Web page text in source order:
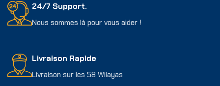
24/7 Support.
Nous sommes là pour vous aider !
Livraison Rapide
Livraison sur les 58 Wilayas